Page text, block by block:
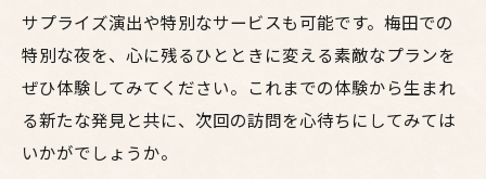
サプライズ演出や特別なサービスも可能です。梅田での
特別な夜を、心に残るひとときに変える素敵なプランを
ぜひ体験してみてください。これまでの体験から生まれ
る新たな発見と共に、次回の訪問を心待ちにしてみては
いかがでしょうか。